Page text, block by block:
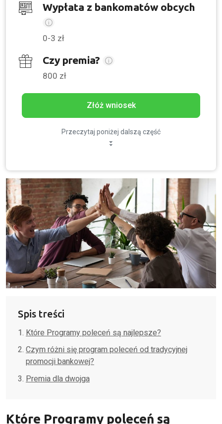
Wypłata z bankomatów obcych
0-3 zł
Czy premia?
800 zł
Złóż wniosek
Przeczytaj poniżej dalszą część
Spis treści
Które Programy poleceń są najlepsze?
Czym różni się program poleceń od tradycyjnej
promocji bankowej?
Premia dla dwojga
Które Programy poleceń są